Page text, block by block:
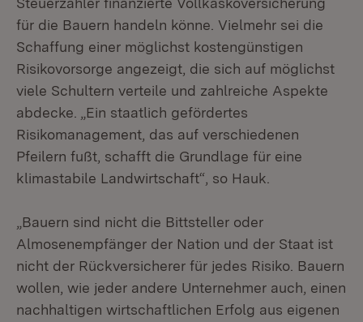
für die Bauern handeln könne. Vielmehr sei die
Schaffung einer möglichst kostengünstigen
Risikovorsorge angezeigt, die sich auf möglichst
viele Schultern verteile und zahlreiche Aspekte
abdecke. „Ein staatlich gefördertes
Risikomanagement, das auf verschiedenen
Pfeilern fußt, schafft die Grundlage für eine
klimastabile Landwirtschaft“, so Hauk.
„Bauern sind nicht die Bittsteller oder
Almosenempfänger der Nation und der Staat ist
nicht der Rückversicherer für jedes Risiko. Bauern
wollen, wie jeder andere Unternehmer auch, einen
nachhaltigen wirtschaftlichen Erfolg aus eigenen